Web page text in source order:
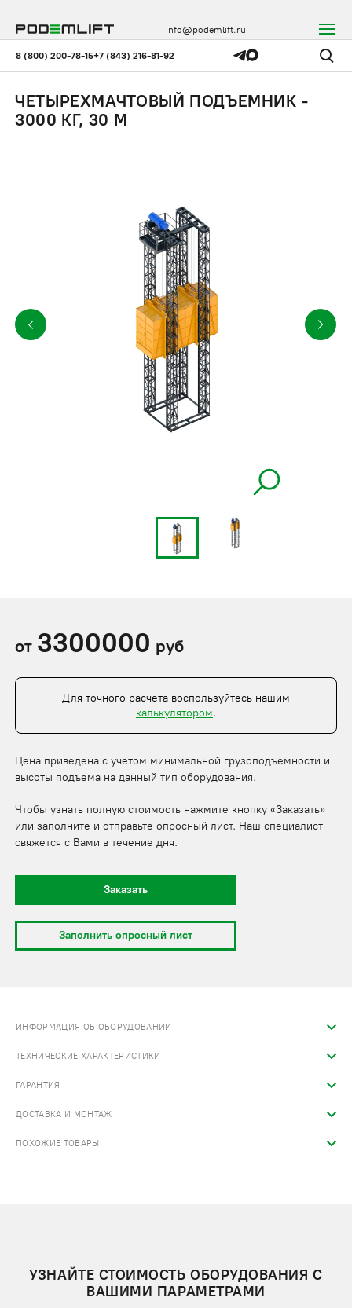
8 (800) 200-78-15+7 (843) 216-81-92
info@podemlift.ru
ЧЕТЫРЕХМАЧТОВЫЙ ПОДЪЕМНИК -
3000 КГ, 30 М
от 3300000 руб
Для точного расчета воспользуйтесь нашим
калькулятором.
Цена приведена с учетом минимальной грузоподъемности и
высоты подъема на данный тип оборудования.
Чтобы узнать полную стоимость нажмите кнопку «Заказать»
или заполните и отправьте опросный лист. Наш специалист
свяжется с Вами в течение дня.
Заказать
Заполнить опросный лист
ИНФОРМАЦИЯ ОБ ОБОРУДОВАНИИ
ТЕХНИЧЕСКИЕ ХАРАКТЕРИСТИКИ
ГАРАНТИЯ
ДОСТАВКА И МОНТАЖ
ПОХОЖИЕ ТОВАРЫ
УЗНАЙТЕ СТОИМОСТЬ ОБОРУДОВАНИЯ С
ВАШИМИ ПАРАМЕТРАМИ